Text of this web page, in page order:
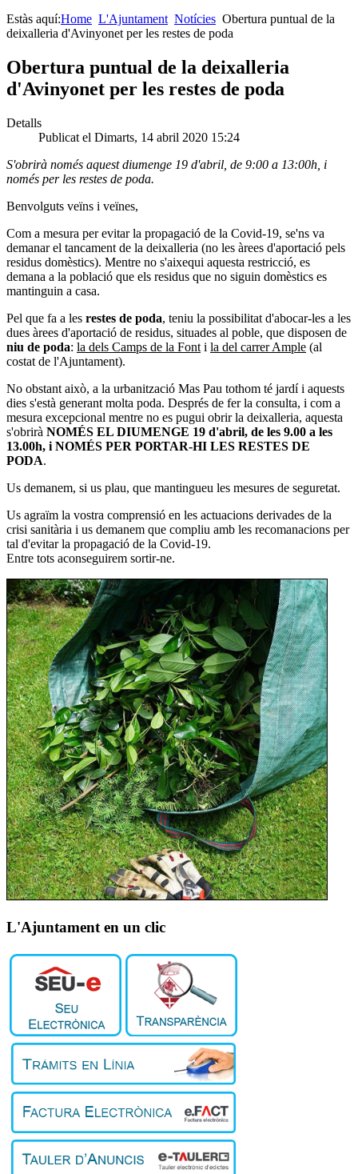
Estàs aquí:Home L'Ajuntament Notícies Obertura puntual de la
deixalleria d'Avinyonet per les restes de poda
Obertura puntual de la deixalleria
d'Avinyonet per les restes de poda
Detalls
Publicat el Dimarts, 14 abril 2020 15:24
S'obrirà només aquest diumenge 19 d'abril, de 9:00 a 13:00h, i
només per les restes de poda.
Benvolguts veïns i veïnes,
Com a mesura per evitar la propagació de la Covid-19, se'ns va
demanar el tancament de la deixalleria (no les àrees d'aportació pels
residus domèstics). Mentre no s'aixequi aquesta restricció, es
demana a la població que els residus que no siguin domèstics es
mantinguin a casa.
Pel que fa a les restes de poda, teniu la possibilitat d'abocar-les a les
dues àrees d'aportació de residus, situades al poble, que disposen de
niu de poda: la dels Camps de la Font i la del carrer Ample (al
costat de l'Ajuntament).
No obstant això, a la urbanització Mas Pau tothom té jardí i aquests
dies s'està generant molta poda. Després de fer la consulta, i com a
mesura excepcional mentre no es pugui obrir la deixalleria, aquesta
s'obrirà NOMÉS EL DIUMENGE 19 d'abril, de les 9.00 a les
13.00h, i NOMÉS PER PORTAR-HI LES RESTES DE
PODA.
Us demanem, si us plau, que mantingueu les mesures de seguretat.
Us agraïm la vostra comprensió en les actuacions derivades de la
crisi sanitària i us demanem que compliu amb les recomanacions per
tal d'evitar la propagació de la Covid-19.
Entre tots aconseguirem sortir-ne.
L'Ajuntament en un clic